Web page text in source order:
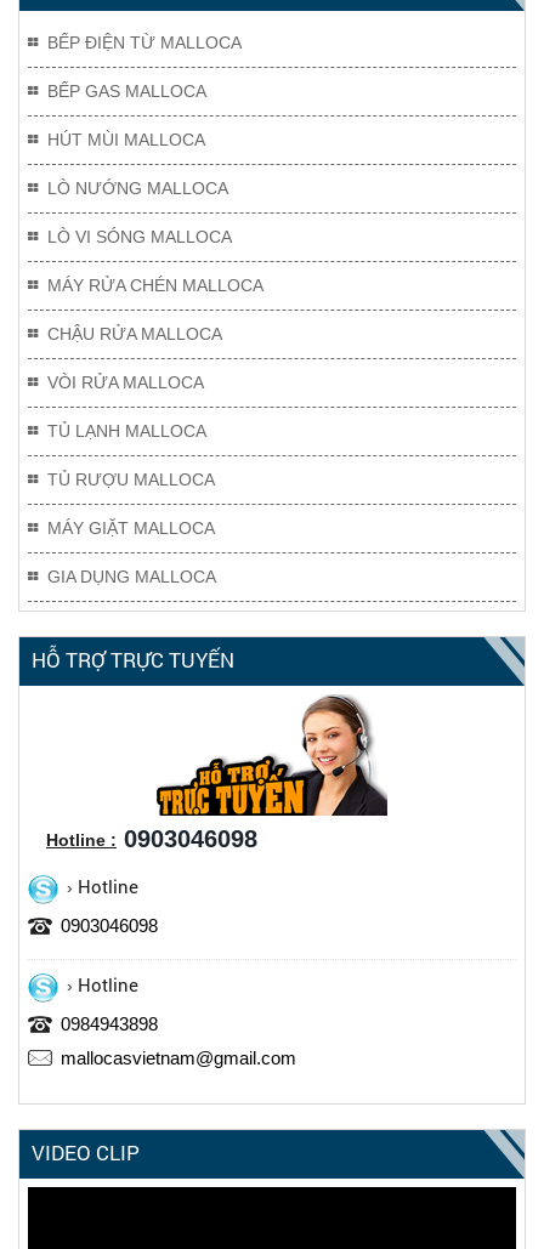
BẾP ĐIỆN TỪ MALLOCA
BẾP GAS MALLOCA
HÚT MÙI MALLOCA
LÒ NƯỚNG MALLOCA
LÒ VI SÓNG MALLOCA
MÁY RỬA CHÉN MALLOCA
CHẬU RỬA MALLOCA
VÒI RỬA MALLOCA
TỦ LẠNH MALLOCA
TỦ RƯỢU MALLOCA
MÁY GIẶT MALLOCA
GIA DỤNG MALLOCA
HỖ TRỢ TRỰC TUYẾN
Hotline : 0903046098
Hotline
0903046098
Hotline
0984943898
mallocasvietnam@gmail.com
VIDEO CLIP